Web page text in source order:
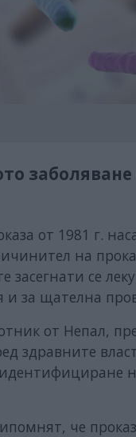
от 1981 г.
на
се
за щателна
от Непал,
здравните
че